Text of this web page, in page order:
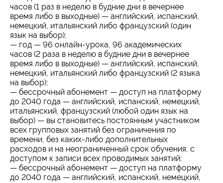
часов (1 раз в неделю в будние дни в вечернее
время либо в выходные) — английский, испанский,
немецкий, итальянский либо французский (один
язык на выбор);
— год — 96 онлайн-урока, 96 академических
часов (2 раза в неделю в будние дни в вечернее
время либо в выходные) — английский, испанский,
немецкий, итальянский либо французский (2 языка
на выбор);
— бессрочный абонемент — доступ на платформу
до 2040 года — английский, испанский, немецкий,
итальянский, французский (любой один язык на
выбор) — вы становитесь постоянным участником
всех групповых занятий без ограничения по
времени, без каких-либо дополнительных
расходов и на неограниченный срок обучения, с
доступом к записи всех проводимых занятий;
— бессрочный абонемент — доступ на платформу
до 2040 года — английский, испанский, немецкий,